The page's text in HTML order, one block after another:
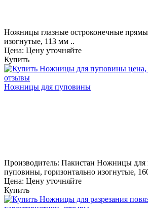
Ножницы глазные остроконечные
изогнутые, 113 мм ..
Цена: Цену уточняйте
Купить
Ножницы для пуповины
Производитель: Пакистан Ножницы для
пуповины, горизонтально изогнутые,
Цена: Цену уточняйте
Купить